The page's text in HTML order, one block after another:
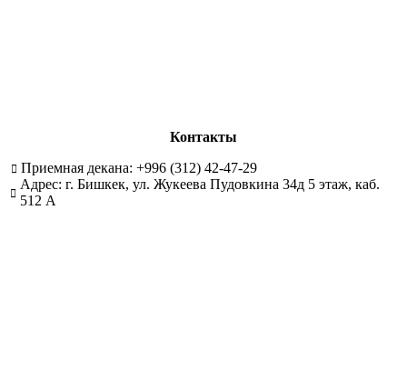
Контакты
Приемная декана: +996 (312) 42-47-29
Адрес: г. Бишкек, ул. Жукеева Пудовкина 34д 5 этаж, каб.
512 А